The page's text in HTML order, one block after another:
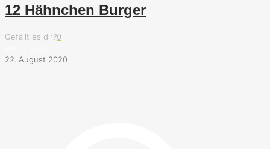
12 Hähnchen Burger
Gefällt es dir?0
22. August 2020